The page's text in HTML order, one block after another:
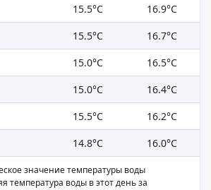
15.5°C
16.9°C
15.5°C
16.7°C
15.0°C
16.5°C
15.0°C
16.4°C
15.5°C
16.2°C
14.8°C 16.0°C
значение температуры воды
температура воды в этот день за